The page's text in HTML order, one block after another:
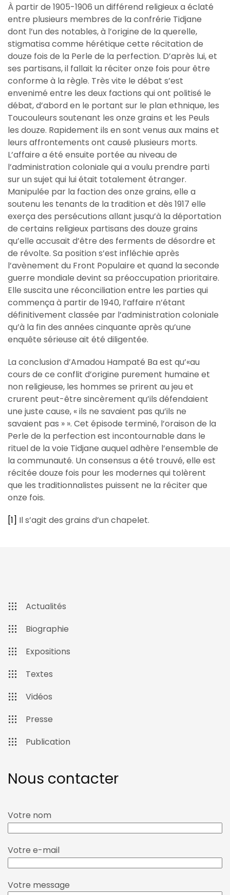
À partir de 1905-1906 un différend religieux a éclaté
entre plusieurs membres de la confrérie Tidjane
dont l’un des notables, à l’origine de la querelle,
stigmatisa comme hérétique cette récitation de
douze fois de la Perle de la perfection. D’après lui, et
ses partisans, il fallait la réciter onze fois pour être
conforme à la règle. Très vite le débat s’est
envenimé entre les deux factions qui ont politisé le
débat, d’abord en le portant sur le plan ethnique, les
Toucouleurs soutenant les onze grains et les Peuls
les douze. Rapidement ils en sont venus aux mains et
leurs affrontements ont causé plusieurs morts.
L’affaire a été ensuite portée au niveau de
l’administration coloniale qui a voulu prendre parti
sur un sujet qui lui était totalement étranger.
Manipulée par la faction des onze grains, elle a
soutenu les tenants de la tradition et dès 1917 elle
exerça des persécutions allant jusqu’à la déportation
de certains religieux partisans des douze grains
qu’elle accusait d’être des ferments de désordre et
de révolte. Sa position s’est infléchie après
l’avènement du Front Populaire et quand la seconde
guerre mondiale devint sa préoccupation prioritaire.
Elle suscita une réconciliation entre les parties qui
commença à partir de 1940, l’affaire n’étant
définitivement classée par l’administration coloniale
qu’à la fin des années cinquante après qu’une
enquête sérieuse ait été diligentée.
La conclusion d’Amadou Hampaté Ba est qu’«au
cours de ce conflit d’origine purement humaine et
non religieuse, les hommes se prirent au jeu et
crurent peut-être sincèrement qu’ils défendaient
une juste cause, « ils ne savaient pas qu’ils ne
savaient pas » ». Cet épisode terminé, l’oraison de la
Perle de la perfection est incontournable dans le
rituel de la voie Tidjane auquel adhère l’ensemble de
la communauté. Un consensus a été trouvé, elle est
récitée douze fois pour les modernes qui tolèrent
que les traditionnalistes puissent ne la réciter que
onze fois.
[1] Il s’agit des grains d’un chapelet.
Actualités
Biographie
Expositions
Textes
Vidéos
Presse
Publication
Nous contacter
Votre nom
Votre e-mail
Votre message